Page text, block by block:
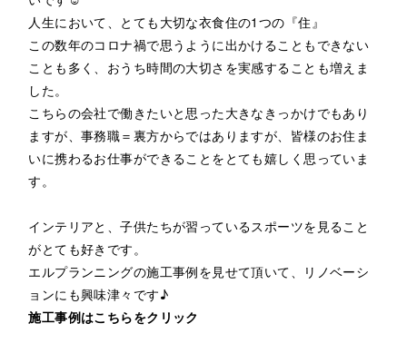
人生において、とても大切な衣食住の1つの『住』
この数年のコロナ禍で思うように出かけることもできない
ことも多く、おうち時間の大切さを実感することも増えま
した。
こちらの会社で働きたいと思った大きなきっかけでもあり
ますが、事務職＝裏方からではありますが、皆様のお住ま
いに携わるお仕事ができることをとても嬉しく思っていま
す。
インテリアと、子供たちが習っているスポーツを見ること
がとても好きです。
エルプランニングの施工事例を見せて頂いて、リノベーシ
ョンにも興味津々です♪
施工事例はこちらをクリック